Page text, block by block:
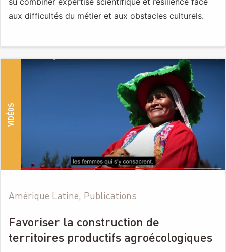
aux difficultés du métier et aux obstacles culturels.
VIDÉOS
Amérique Latine, Publications
Favoriser la construction de
territoires productifs agroécologiques